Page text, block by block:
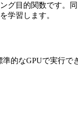
グ目的関数です。
学習します。
的なGPUで実行で